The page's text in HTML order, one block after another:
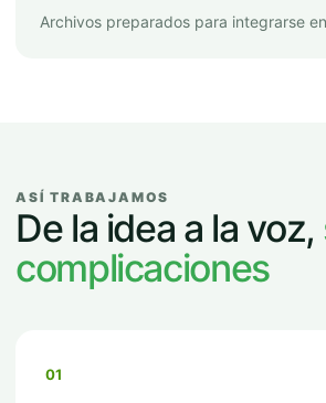
Archivos preparados para integrarse
ASÍ TRABAJAMOS
De la idea a la voz,
complicaciones
01